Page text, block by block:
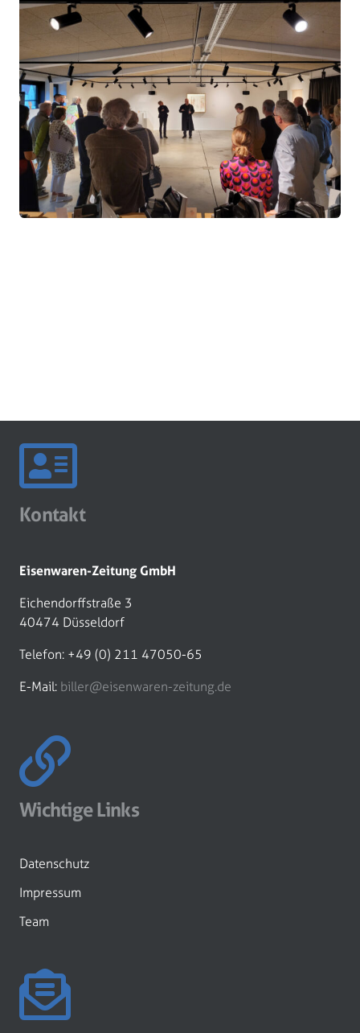
Kontakt
Eisenwaren-Zeitung GmbH
Eichendorffstraße 3
40474 Düsseldorf
Telefon: +49 (0) 211 47050-65
E-Mail: biller@eisenwaren-zeitung.de
Wichtige Links
Datenschutz
Impressum
Team